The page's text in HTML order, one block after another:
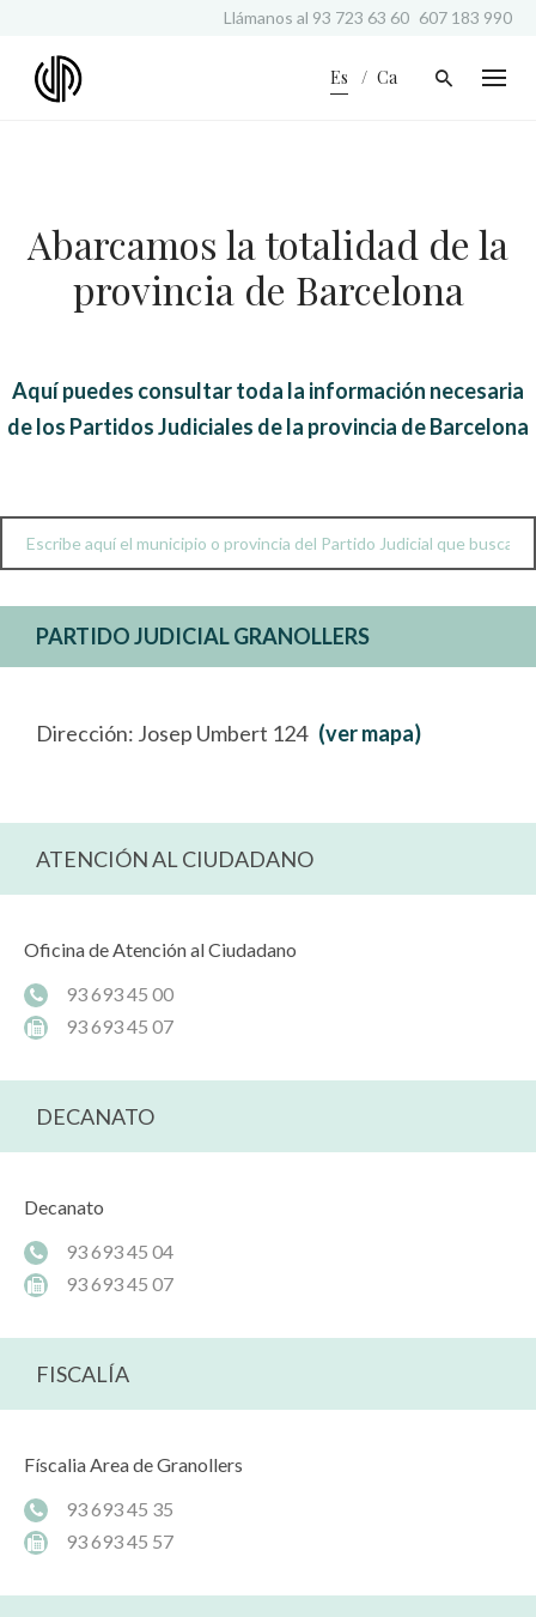
Llámanos al 93 723 63 60 607 183 990
Es Ca
Abarcamos la totalidad de la
provincia de Barcelona
Aquí puedes consultar toda la información necesaria
de los Partidos Judiciales de la provincia de Barcelona
PARTIDO JUDICIAL GRANOLLERS
Dirección: Josep Umbert 124 (ver mapa)
ATENCIÓN AL CIUDADANO
Oficina de Atención al Ciudadano
93 693 45 00
93 693 45 07
DECANATO
Decanato
93 693 45 04
93 693 45 07
FISCALÍA
Físcalia Area de Granollers
93 693 45 35
93 693 45 57